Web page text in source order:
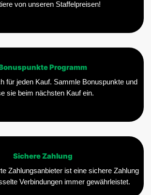
von unseren Staffelpreisen!
Programm
für jeden Kauf. Sammle Bonuspunkte und
sie beim nächsten Kauf ein.
Sichere Zahlung
Zahlungsanbieter ist eine sichere Zahlung
Verbindungen immer gewährleistet.